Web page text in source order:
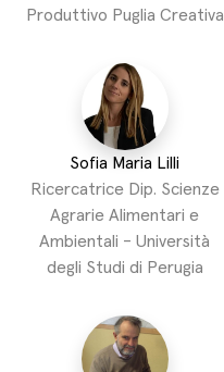
Produttivo Puglia Creativa
Sofia Maria Lilli
Ricercatrice Dip. Scienze
Agrarie Alimentari e
Ambientali - Università
degli Studi di Perugia